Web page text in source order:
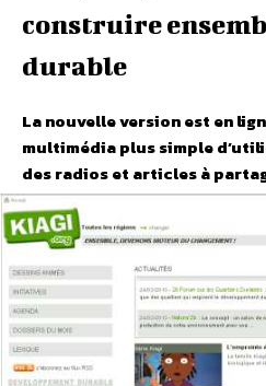
construire
durable
La nouvelle version est en
multimédia plus simple
des radios et articles à